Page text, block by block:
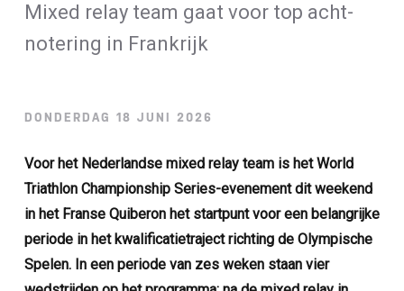
Mixed relay team gaat voor top acht-
notering in Frankrijk
DONDERDAG 18 JUNI 2026
Voor het Nederlandse mixed relay team is het World
Triathlon Championship Series-evenement dit weekend
in het Franse Quiberon het startpunt voor een belangrijke
periode in het kwalificatietraject richting de Olympische
Spelen. In een periode van zes weken staan vier